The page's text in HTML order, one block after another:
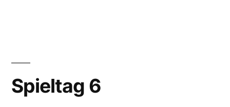
Spieltag 6